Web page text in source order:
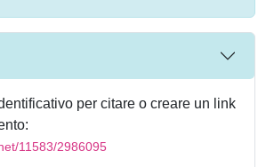
per citare o creare un link
11583/2986095